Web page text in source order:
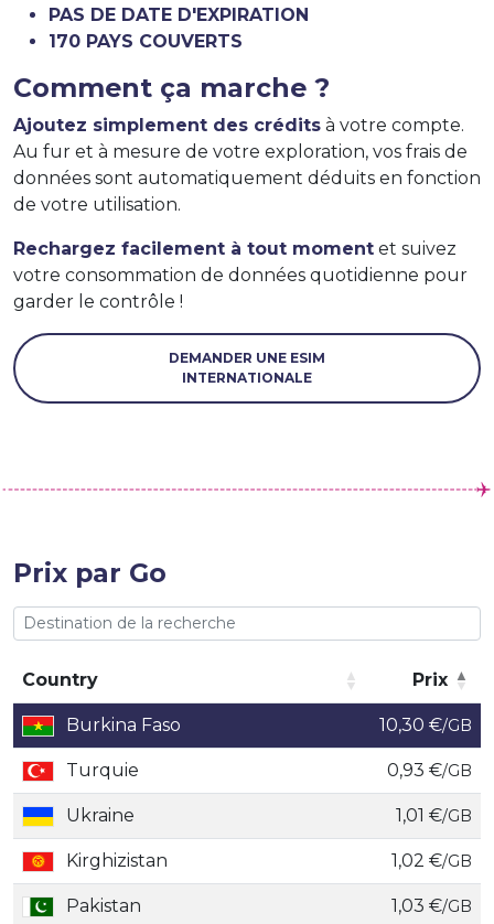
PAS DE DATE D'EXPIRATION
170 PAYS COUVERTS
Comment ça marche ?
Ajoutez simplement des crédits à votre compte.
Au fur et à mesure de votre exploration, vos frais de
données sont automatiquement déduits en fonction
de votre utilisation.
Rechargez facilement à tout moment et suivez
votre consommation de données quotidienne pour
garder le contrôle !
DEMANDER UNE ESIM
INTERNATIONALE
Prix par Go
Country
Prix
Country
Prix
Burkina Faso 10,30 €/GB
Turquie 0,93 €/GB
Ukraine 1,01 €/GB
Kirghizistan 1,02 €/GB
Pakistan 1,03 €/GB